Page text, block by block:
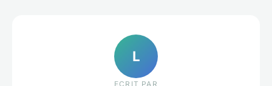
L
ECRIT PAR